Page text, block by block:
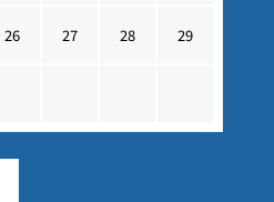
26 27 28 29